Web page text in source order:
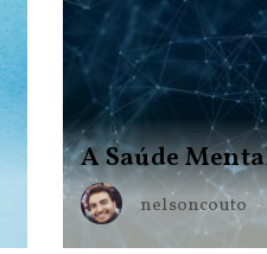
A Saúde
nelsoncouto